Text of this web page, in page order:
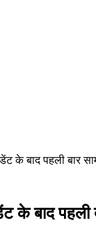
के बाद पहली बार
के बाद पहली